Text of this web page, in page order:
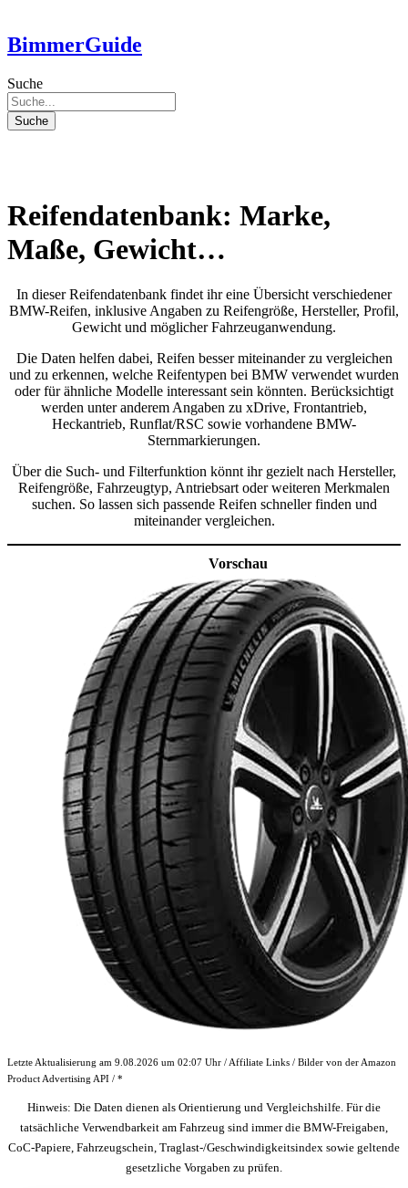
BimmerGuide
Suche
Suche
Reifendatenbank: Marke,
Maße, Gewicht…
In dieser Reifendatenbank findet ihr eine Übersicht verschiedener
BMW-Reifen, inklusive Angaben zu Reifengröße, Hersteller, Profil,
Gewicht und möglicher Fahrzeuganwendung.
Die Daten helfen dabei, Reifen besser miteinander zu vergleichen
und zu erkennen, welche Reifentypen bei BMW verwendet wurden
oder für ähnliche Modelle interessant sein könnten. Berücksichtigt
werden unter anderem Angaben zu xDrive, Frontantrieb,
Heckantrieb, Runflat/RSC sowie vorhandene BMW-
Sternmarkierungen.
Über die Such- und Filterfunktion könnt ihr gezielt nach Hersteller,
Reifengröße, Fahrzeugtyp, Antriebsart oder weiteren Merkmalen
suchen. So lassen sich passende Reifen schneller finden und
miteinander vergleichen.
Vorschau
Letzte Aktualisierung am 9.08.2026 um 02:07 Uhr / Affiliate Links / Bilder von der Amazon
Product Advertising API / *
Hinweis: Die Daten dienen als Orientierung und Vergleichshilfe. Für die
tatsächliche Verwendbarkeit am Fahrzeug sind immer die BMW-Freigaben,
CoC-Papiere, Fahrzeugschein, Traglast-/Geschwindigkeitsindex sowie geltende
gesetzliche Vorgaben zu prüfen.